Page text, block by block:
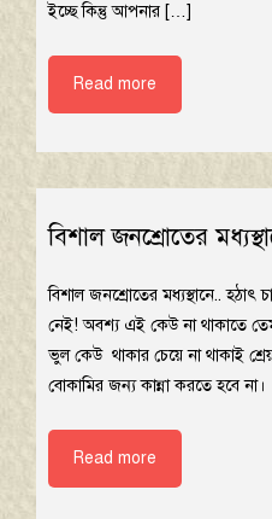
ইচ্ছে কিন্তু আপনার […]
Read more
বিশাল জনশ্রোতের
বিশাল জনশ্রোতের মধ্যস্থানে..
নেই! অবশ্য এই কেউ না থাকাতে
ভুল কেউ থাকার চেয়ে না থাকাই
বোকামির জন্য কান্না করতে হবে না।
Read more